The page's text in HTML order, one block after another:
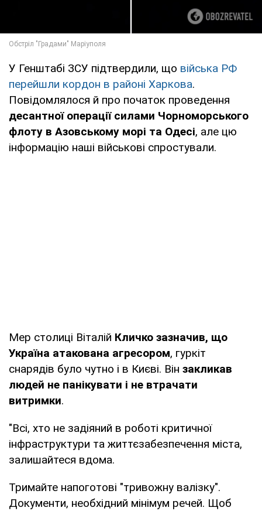
У Генштабі ЗСУ підтвердили, що війська РФ
перейшли кордон в районі Харкова.
Повідомлялося й про початок проведення
десантної операції силами Чорноморського
флоту в Азовському морі та Одесі, але цю
інформацію наші військові спростували.
Мер столиці Віталій Кличко зазначив, що
Україна атакована агресором, гуркіт
снарядів було чутно і в Києві. Він закликав
людей не панікувати і не втрачати
витримки.
"Всі, хто не задіяний в роботі критичної
інфраструктури та життєзабезпечення міста,
залишайтеся вдома.
Тримайте напоготові "тривожну валізку".
Документи, необхідний мінімум речей. Щоб